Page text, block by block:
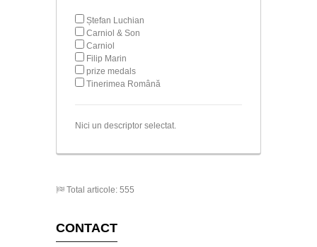
Ștefan Luchian
Carniol & Son
Carniol
Filip Marin
prize medals
Tinerimea Română
Nici un descriptor selectat.
Total articole: 555
CONTACT